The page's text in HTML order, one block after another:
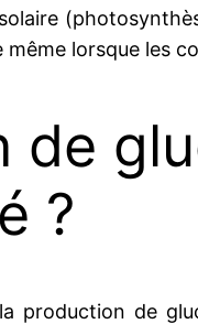
lorsque les
de
?
production de